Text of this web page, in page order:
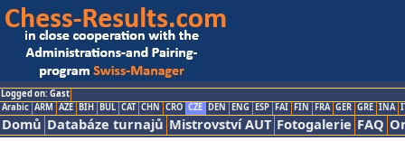
Logged on: Gast
Arabic ARM AZE BIH BUL CAT CHN CRO CZE DEN ENG ESP FAI FIN FRA GER GRE INA
Domů Databáze turnajů Mistrovství AUT Fotogalerie FAQ